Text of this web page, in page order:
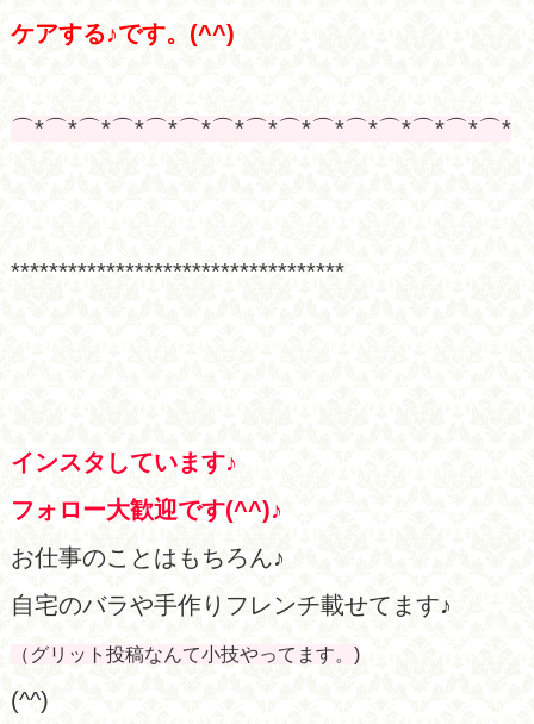
ケアする♪です。(^^)
⌒*⌒*⌒*⌒*⌒*⌒*⌒*⌒*⌒*⌒*⌒*⌒*⌒*⌒*⌒*
***********************************
インスタしています♪
フォロー大歓迎です(^^)♪
お仕事のことはもちろん♪
自宅のバラや手作りフレンチ載せてます♪
（グリット投稿なんて小技やってます。)
(^^)